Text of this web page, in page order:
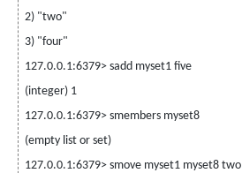
2) "two"
3) "four"
127.0.0.1:6379> sadd myset1 five
(integer) 1
127.0.0.1:6379> smembers myset8
(empty list or set)
127.0.0.1:6379> smove myset1 myset8 two